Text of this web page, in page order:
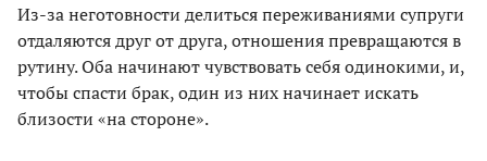
Из-за неготовности делиться переживаниями супруги
отдаляются друг от друга, отношения превращаются в
рутину. Оба начинают чувствовать себя одинокими, и,
чтобы спасти брак, один из них начинает искать
близости «на стороне».